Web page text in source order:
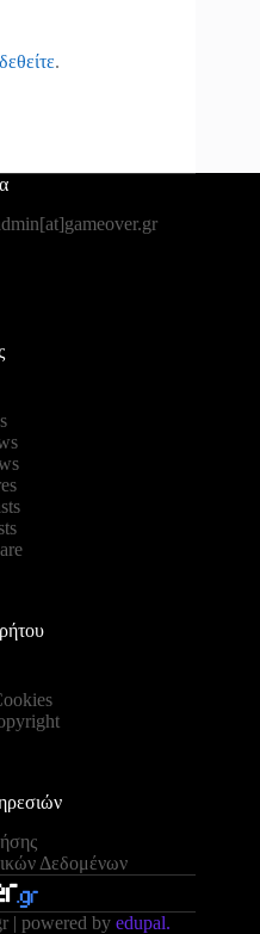
.
Δεδομένων
| powered by edupal.